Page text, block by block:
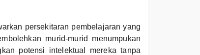
persekitaran pembelajaran yang
murid-murid menumpukan
potensi intelektual mereka tanpa